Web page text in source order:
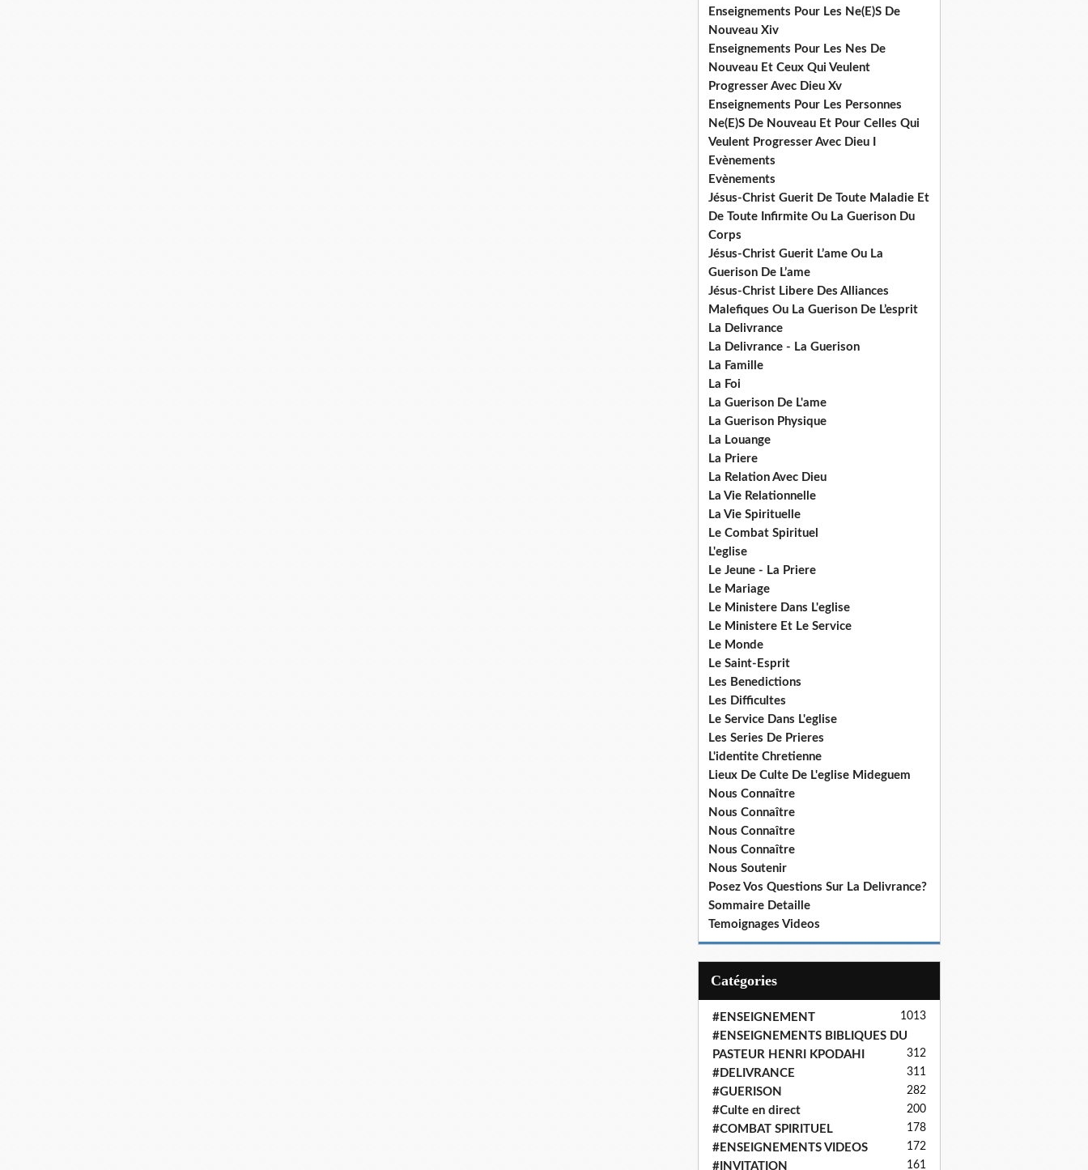
Enseignements Pour Les Ne(E)S De
Nouveau Xiv
Enseignements Pour Les Nes De
Nouveau Et Ceux Qui Veulent
Progresser Avec Dieu Xv
Enseignements Pour Les Personnes
Ne(E)S De Nouveau Et Pour Celles Qui
Veulent Progresser Avec Dieu I
Evènements
Evènements
Jésus-Christ Guerit De Toute Maladie Et
De Toute Infirmite Ou La Guerison Du
Corps
Jésus-Christ Guerit L’ame Ou La
Guerison De L’ame
Jésus-Christ Libere Des Alliances
Malefiques Ou La Guerison De L’esprit
La Delivrance
La Delivrance - La Guerison
La Famille
La Foi
La Guerison De L'ame
La Guerison Physique
La Louange
La Priere
La Relation Avec Dieu
La Vie Relationnelle
La Vie Spirituelle
Le Combat Spirituel
L'eglise
Le Jeune - La Priere
Le Mariage
Le Ministere Dans L'eglise
Le Ministere Et Le Service
Le Monde
Le Saint-Esprit
Les Benedictions
Les Difficultes
Le Service Dans L'eglise
Les Series De Prieres
L'identite Chretienne
Lieux De Culte De L'eglise Mideguem
Nous Connaître
Nous Connaître
Nous Connaître
Nous Connaître
Nous Soutenir
Posez Vos Questions Sur La Delivrance?
Sommaire Detaille
Temoignages Videos
Catégories
#ENSEIGNEMENT 1013
#ENSEIGNEMENTS BIBLIQUES DU
PASTEUR HENRI KPODAHI
312
#DELIVRANCE 311
#GUERISON 282
#Culte en direct 200
#COMBAT SPIRITUEL 178
#ENSEIGNEMENTS VIDEOS 172
#INVITATION 161